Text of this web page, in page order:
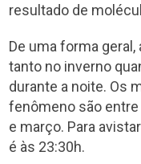
resultado de
De uma forma
tanto no inverno
durante a noite. Os
fenômeno são
e março. Para
é às 23:30h.